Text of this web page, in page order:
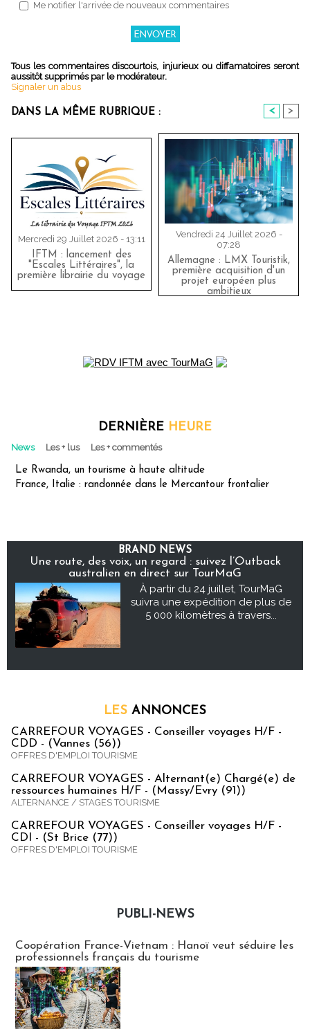
Me notifier l'arrivée de nouveaux commentaires
Tous les commentaires discourtois, injurieux ou diffamatoires seront
aussitôt supprimés par le modérateur.
Signaler un abus
DANS LA MÊME RUBRIQUE : < >
Mercredi 29 Juillet 2026 - 13:11
IFTM : lancement des
"Escales Littéraires", la
première librairie du voyage
Vendredi 24 Juillet 2026 -
07:28
Allemagne : LMX Touristik,
première acquisition d'un
projet européen plus
ambitieux
DERNIÈRE HEURE
News Les + lus Les + commentés
Le Rwanda, un tourisme à haute altitude
France, Italie : randonnée dans le Mercantour frontalier
BRAND NEWS
Une route, des voix, un regard : suivez l’Outback
australien en direct sur TourMaG
À partir du 24 juillet, TourMaG
suivra une expédition de plus de
5 000 kilomètres à travers...
LES ANNONCES
CARREFOUR VOYAGES - Conseiller voyages H/F -
CDD - (Vannes (56))
OFFRES D'EMPLOI TOURISME
CARREFOUR VOYAGES - Alternant(e) Chargé(e) de
ressources humaines H/F - (Massy/Evry (91))
ALTERNANCE / STAGES TOURISME
CARREFOUR VOYAGES - Conseiller voyages H/F -
CDI - (St Brice (77))
OFFRES D'EMPLOI TOURISME
PUBLI-NEWS
Coopération France-Vietnam : Hanoï veut séduire les
professionnels français du tourisme